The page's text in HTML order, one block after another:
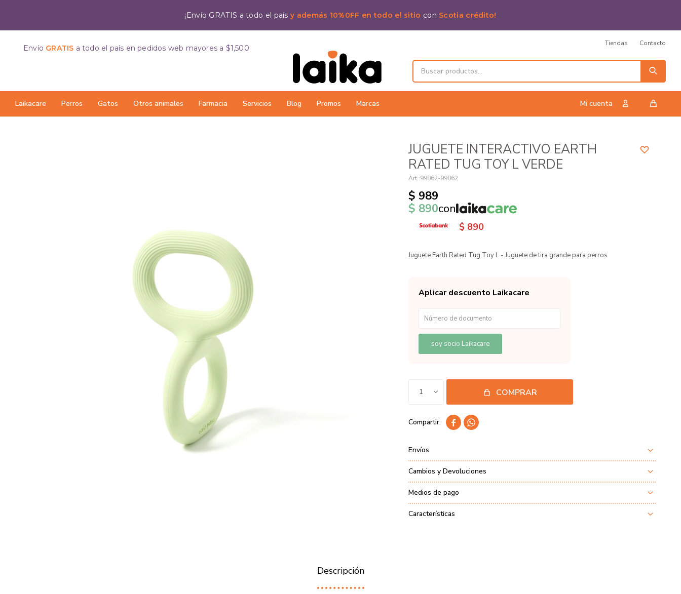
¡Envío GRATIS a todo el paísy además 10%0FF en todo el sitio con Scotia crédito!
Laikacare Perros Gatos Otros animales Farmacia Servicios Blog Promos Marcas
Envío GRATIS a todo el país en pedidos web mayores a $1,500
Tiendas Contacto
JUGUETE INTERACTIVO EARTH
RATED TUG TOY L VERDE
99862-99862
$ 989
$ 890con
$ 890
Juguete Earth Rated Tug Toy L - Juguete de tira grande para perros
Aplicar descuento Laikacare
soy socio Laikacare
1 COMPRAR
 
Envíos
Cambios y Devoluciones
Medios de pago
Características
Descripción